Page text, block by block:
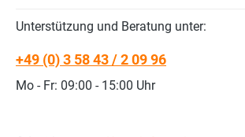
Unterstützung und Beratung unter:
+49 (0) 3 58 43 / 2 09 96
Mo - Fr: 09:00 - 15:00 Uhr